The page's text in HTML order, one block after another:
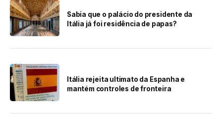
Sabia que o palácio do presidente da
Itália já foi residência de papas?
Itália rejeita ultimato da Espanha e
mantém controles de fronteira